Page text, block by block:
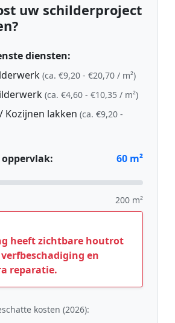
uw schilderproject
diensten:
(ca. €9,20 - €20,70 / m²)
(ca. €4,60 - €10,35 / m²)
Kozijnen lakken (ca. €9,20 -
oppervlak: 60 m²
200 m²
heeft zichtbare houtrot
en
reparatie.
kosten (2026):